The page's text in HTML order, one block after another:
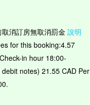
消訂房無取消罰金 說明
for this booking:4.57
in hour 18:00-
notes) 21.55 CAD Per